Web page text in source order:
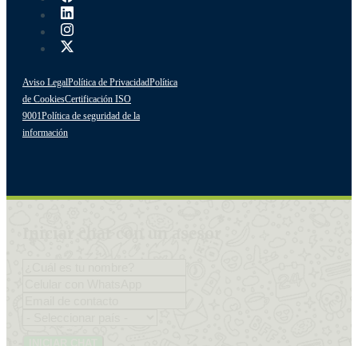
Aviso LegalPolítica de PrivacidadPolítica
de CookiesCertificación ISO
9001Política de seguridad de la
información